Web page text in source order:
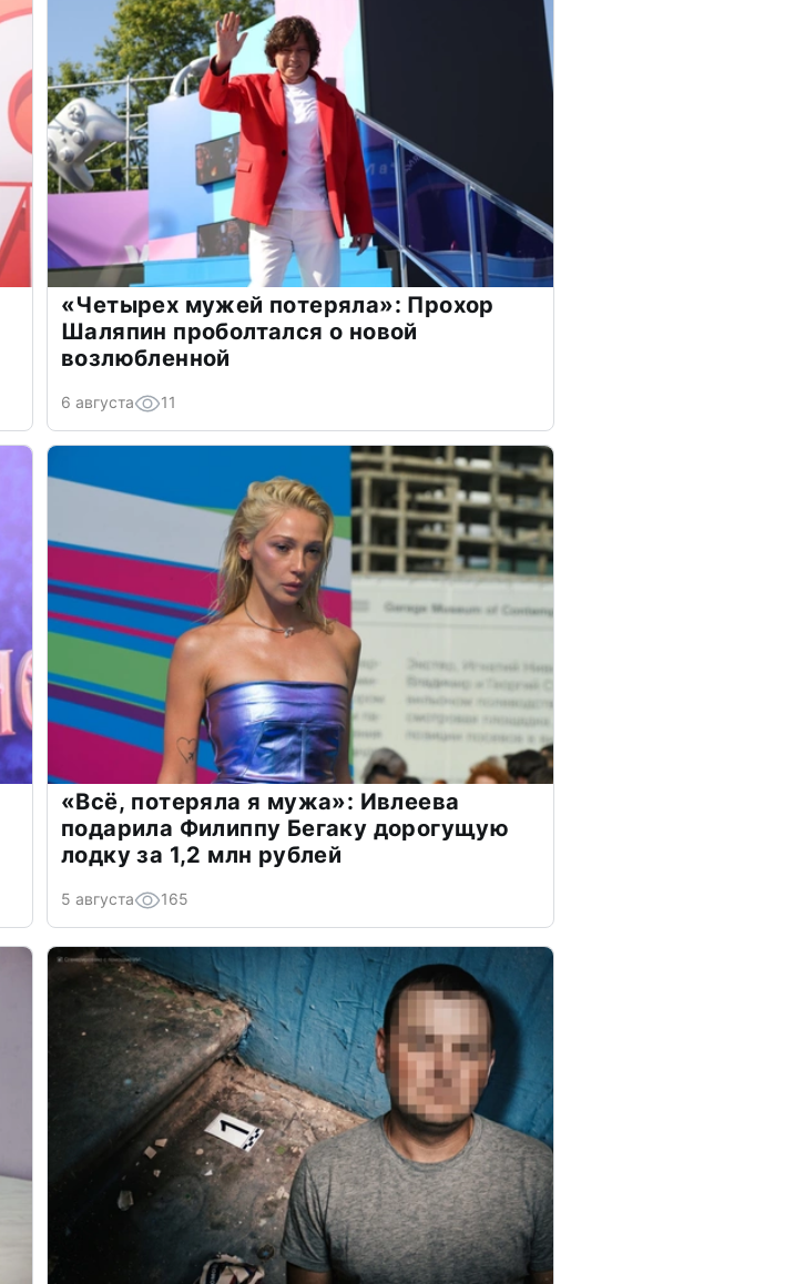
«Четырех мужей потеряла»: Прохор
Шаляпин проболтался о новой
возлюбленной
6 августа 11
«Всё, потеряла я мужа»: Ивлеева
подарила Филиппу Бегаку дорогущую
лодку за 1,2 млн рублей
5 августа 165